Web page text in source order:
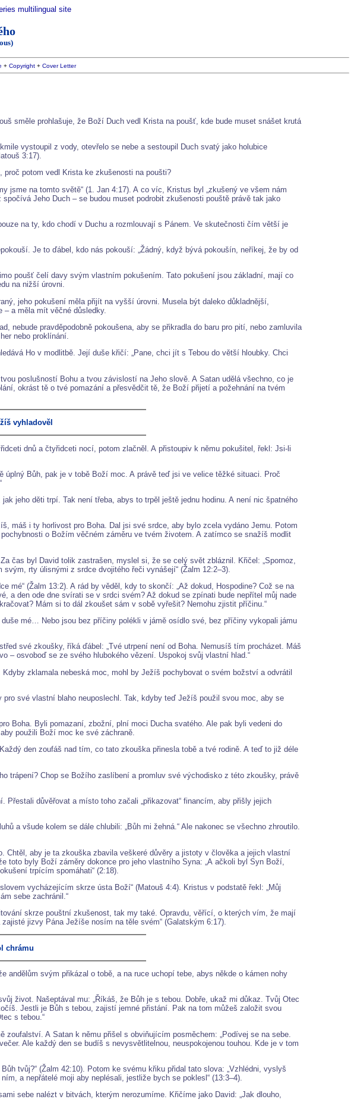
+ Copyright+ Cover Letter
směle prohlašuje, že Boží Duch vedl Krista na poušť, kde bude muset snášet krutá
vystoupil z vody, otevřelo se nebe a sestoupil Duch svatý jako holubice
3:17).
potom vedl Krista ke zkušenosti na poušti?
na tomto světě“ (1. Jan 4:17). A co víc, Kristus byl „zkušený ve všem nám
Jeho Duch – se budou muset podrobit zkušenosti pouště právě tak jako
na ty, kdo chodí v Duchu a rozmlouvají s Pánem. Ve skutečnosti čím větší je
Je to ďábel, kdo nás pokouší: „Žádný, když bývá pokoušín, neříkej, že by od
poušť čelí davy svým vlastním pokušením. Tato pokušení jsou základní, mají co
na nižší úrovni.
jeho pokušení měla přijít na vyšší úrovni. Musela být daleko důkladnější,
a měla mít věčné důsledky.
nebude pravděpodobně pokoušena, aby se přikradla do baru pro pití, nebo zamluvila
nebo proklínání.
Ho v modlitbě. Její duše křičí: „Pane, chci jít s Tebou do větší hloubky. Chci
poslušností Bohu a tvou závislostí na Jeho slově. A Satan udělá všechno, co je
okrást tě o tvé pomazání a přesvědčit tě, že Boží přijetí a požehnání na tvém
vyhladověl
dnů a čtyřidceti nocí, potom zlačněl. A přistoupiv k němu pokušitel, řekl: Jsi-li
úplný Bůh, pak je v tobě Boží moc. A právě teď jsi ve velice těžké situaci. Proč
jeho děti trpí. Tak není třeba, abys to trpěl ještě jednu hodinu. A není nic špatného
máš i ty horlivost pro Boha. Dal jsi své srdce, aby bylo zcela vydáno Jemu. Potom
o Božím věčném záměru ve tvém životem. A zatímco se snažíš modlit
čas byl David tolik zastrašen, myslel si, že se celý svět zbláznil. Křičel: „Spomoz,
rty úlisnými z srdce dvojitého řeči vynášejí“ (Žalm 12:2–3).
mé“ (Žalm 13:2). A rád by věděl, kdy to skončí: „Až dokud, Hospodine? Což se na
a den ode dne svírati se v srdci svém? Až dokud se zpínati bude nepřítel můj nade
Mám si to dál zkoušet sám v sobě vyřešit? Nemohu zjistit příčinu.“
mé… Nebo jsou bez příčiny polékli v jámě osídlo své, bez příčiny vykopali jámu
své zkoušky, říká ďábel: „Tvé utrpení není od Boha. Nemusíš tím procházet. Máš
– osvoboď se ze svého hlubokého vězení. Uspokoj svůj vlastní hlad.“
zklamala nebeská moc, mohl by Ježíš pochybovat o svém božství a odvrátil
své vlastní blaho neuposlechl. Tak, kdyby teď Ježíš použil svou moc, aby se
Boha. Byli pomazaní, zbožní, plní moci Ducha svatého. Ale pak byli vedeni do
použili Boží moc ke své záchraně.
den zoufáš nad tím, co tato zkouška přinesla tobě a tvé rodině. A teď to již déle
trápení? Chop se Božího zaslíbení a promluv své východisko z této zkoušky, právě
důvěřovat a místo toho začali „přikazovat“ financím, aby přišly jejich
a všude kolem se dále chlubili: „Bůh mi žehná.“ Ale nakonec se všechno zhroutilo.
Chtěl, aby je ta zkouška zbavila veškeré důvěry a jistoty v člověka a jejich vlastní
byly Boží záměry dokonce pro jeho vlastního Syna: „A ačkoli byl Syn Boží,
trpícím spomáhati“ (2:18).
vycházejícím skrze ústa Boží“ (Matouš 4:4). Kristus v podstatě řekl: „Můj
sebe zachránil.“
skrze pouštní zkušenost, tak my také. Opravdu, věřící, o kterých vím, že mají
jizvy Pána Ježíše nosím na těle svém“ (Galatským 6:17).
chrámu
svým přikázal o tobě, a na ruce uchopí tebe, abys někde o kámen nohy
život. Našeptával mu: „Říkáš, že Bůh je s tebou. Dobře, ukaž mi důkaz. Tvůj Otec
Jestli je Bůh s tebou, zajistí jemné přistání. Pak na tom můžeš založit svou
s tebou.“
A Satan k němu přišel s obviňujícím posměchem: „Podívej se na sebe.
Ale každý den se budíš s nevysvětlitelnou, neuspokojenou touhou. Kde je v tom
tvůj?“ (Žalm 42:10). Potom ke svému křiku přidal tato slova: „Vzhlédni, vyslyš
a nepřátelé moji aby neplésali, jestliže bych se poklesl“ (13:3–4).
sebe nalézt v bitvách, kterým nerozumíme. Křičíme jako David: „Jak dlouho,